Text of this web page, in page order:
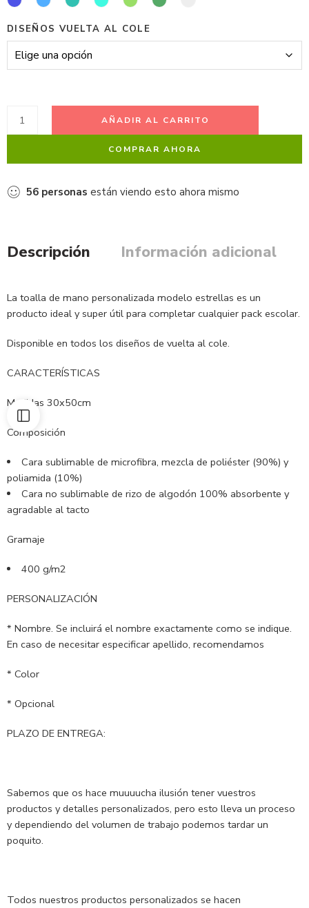
DISEÑOS VUELTA AL COLE
AÑADIR AL CARRITO
COMPRAR AHORA
56 personas están viendo esto ahora mismo
Descripción Información adicional
La toalla de mano personalizada modelo estrellas es un
producto ideal y super útil para completar cualquier pack escolar.
Disponible en todos los diseños de vuelta al cole.
CARACTERÍSTICAS
Medidas 30x50cm
Composición
Cara sublimable de microfibra, mezcla de poliéster (90%) y
poliamida (10%)
Cara no sublimable de rizo de algodón 100% absorbente y
agradable al tacto
Gramaje
400 g/m2
PERSONALIZACIÓN
* Nombre. Se incluirá el nombre exactamente como se indique.
En caso de necesitar especificar apellido, recomendamos
* Color
* Opcional
PLAZO DE ENTREGA:
Sabemos que os hace muuuucha ilusión tener vuestros
productos y detalles personalizados, pero esto lleva un proceso
y dependiendo del volumen de trabajo podemos tardar un
poquito.
Todos nuestros productos personalizados se hacen